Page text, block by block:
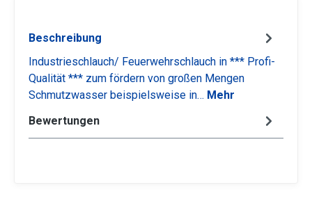
Beschreibung
Industrieschlauch/ Feuerwehrschlauch in *** Profi-
Qualität *** zum fördern von großen Mengen
Schmutzwasser beispielsweise in… Mehr
Bewertungen